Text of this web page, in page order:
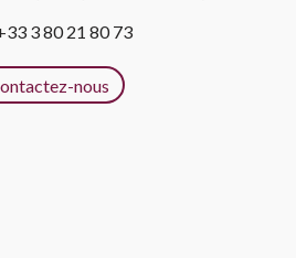
3 80 21 80 73
nous